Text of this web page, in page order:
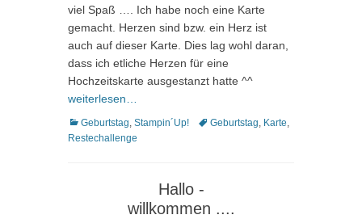
viel Spaß …. Ich habe noch eine Karte
gemacht. Herzen sind bzw. ein Herz ist
auch auf dieser Karte. Dies lag wohl daran,
dass ich etliche Herzen für eine
Hochzeitskarte ausgestanzt hatte ^^
weiterlesen…
Kategorien
Geburtstag, Stampin´Up! Schlagworte
Geburtstag, Karte,
Restechallenge
Hallo -
willkommen ....